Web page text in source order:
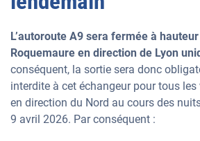
L’autoroute A9 sera fermée à
Roquemaure en direction de Lyon
conséquent, la sortie sera donc
interdite à cet échangeur pour tous
en direction du Nord au cours des
9 avril 2026. Par conséquent :